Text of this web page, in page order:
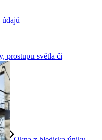
prostupu světla či